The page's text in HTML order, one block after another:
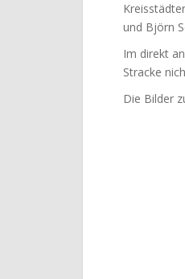
und Björn
Im direkt
Stracke
Die Bilder